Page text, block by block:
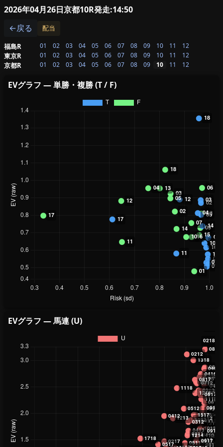
2026年04月26日京都10R発走:14:50
←戻る
配当
福島R 01 02 03 04 05 06 07 08 09 10 11 12
東京R 01 02 03 04 05 06 07 08 09 10 11 12
京都R 01 02 03 04 05 06 07 08 09 10 11 12
EVグラフ — 単勝・複勝 (T / F)
EVグラフ — 馬連 (U)